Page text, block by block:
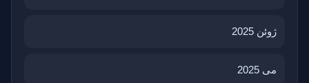
ژوئن 2025
می 2025